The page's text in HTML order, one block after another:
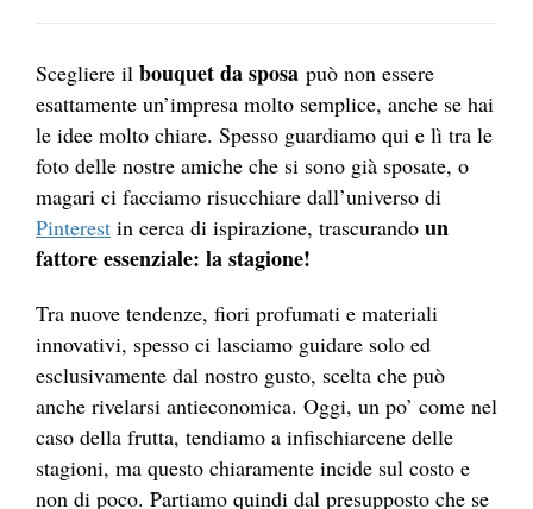
Scegliere il bouquet da sposa può non essere
esattamente un’impresa molto semplice, anche se hai
le idee molto chiare. Spesso guardiamo qui e lì tra le
foto delle nostre amiche che si sono già sposate, o
magari ci facciamo risucchiare dall’universo di
Pinterest in cerca di ispirazione, trascurando un
fattore essenziale: lastagione!
Tra nuove tendenze, fiori profumati e materiali
innovativi, spesso ci lasciamo guidare solo ed
esclusivamente dal nostro gusto, scelta che può
anche rivelarsi antieconomica. Oggi, un po’ come nel
caso della frutta, tendiamo a infischiarcene delle
stagioni, ma questo chiaramente incide sul costo e
non di poco. Partiamo quindi dal presupposto che se